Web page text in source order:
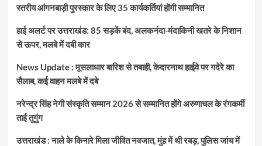
स्तरीय आंगनबाड़ी पुरस्कार के लिए 35 कार्यकर्तियां होंगी सम्मानित
हाई अलर्ट पर उत्तराखंड: 85 सड़कें बंद, अलकनंदा-मंदाकिनी खतरे के निशान
से ऊपर, मलबे में दबी कार
News Update : मूसलाधार बारिश से तबाही, केदारनाथ हाईवे पर गदेरे का
सैलाब, कई वाहन मलबे में दबे
नरेन्द्र सिंह नेगी संस्कृति सम्मान 2026 से सम्मानित होंगे अरुणाचल के रंगकर्मी
ताई तुगुंग
उत्तराखंड : नाले के किनारे मिला जीवित नवजात, मुंह में थी रबड़, पुलिस जांच में